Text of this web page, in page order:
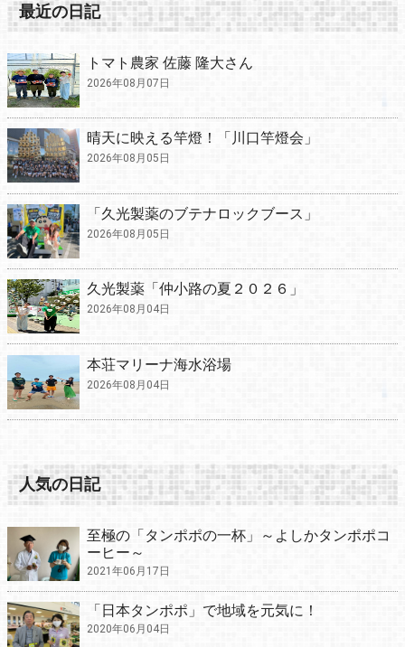
最近の日記
トマト農家 佐藤 隆大さん
2026年08月07日
晴天に映える竿燈！「川口竿燈会」
2026年08月05日
「久光製薬のブテナロックブース」
2026年08月05日
久光製薬「仲小路の夏２０２６」
2026年08月04日
本荘マリーナ海水浴場
2026年08月04日
人気の日記
至極の「タンポポの一杯」～よしかタンポポコ
ーヒー～
2021年06月17日
「日本タンポポ」で地域を元気に！
2020年06月04日